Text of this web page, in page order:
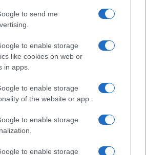
to send me
to enable storage
like cookies on web or
in apps.
to enable storage
of the website or app.
to enable storage
to enable storage
le sfide del 2026
18:30